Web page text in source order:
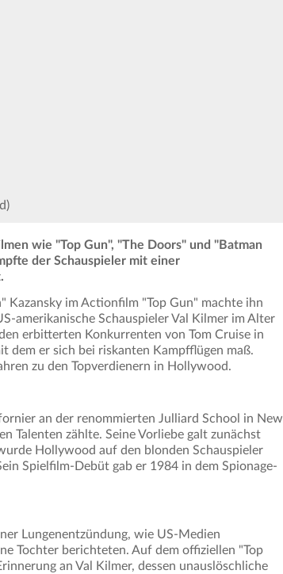
wie "Top Gun", "The Doors" und "Batman
der Schauspieler mit einer
Kazansky im Actionfilm "Top Gun" machte ihn
amerikanische Schauspieler Val Kilmer im Alter
erbitterten Konkurrenten von Tom Cruise in
dem er sich bei riskanten Kampfflügen maß.
zu den Topverdienern in Hollywood.
an der renommierten Julliard School in New
Talenten zählte. Seine Vorliebe galt zunächst
Hollywood auf den blonden Schauspieler
Spielfilm-Debüt gab er 1984 in dem Spionage-
Lungenentzündung, wie US-Medien
Tochter berichteten. Auf dem offiziellen "Top
an Val Kilmer, dessen unauslöschliche